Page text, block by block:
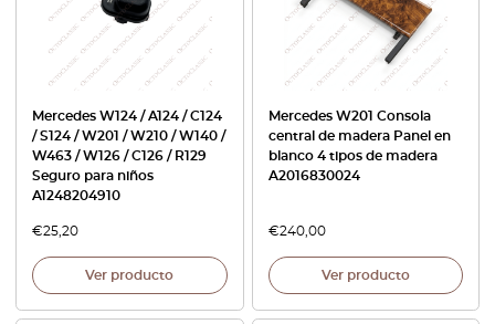
Mercedes W124 / A124 / C124
/ S124 / W201 / W210 / W140 /
W463 / W126 / C126 / R129
Seguro para niños
A1248204910
€25,20
Ver producto
Mercedes W201 Consola
central de madera Panel en
blanco 4 tipos de madera
A2016830024
€240,00
Ver producto